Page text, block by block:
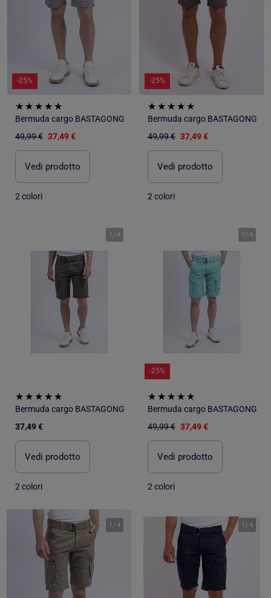
-25%
Bermuda cargo BASTAGONG
49,99 € 37,49 €
Vedi prodotto
2 colori
-25%
Bermuda cargo BASTAGONG
49,99 € 37,49 €
Vedi prodotto
2 colori
1 /4
Bermuda cargo BASTAGONG
37,49 €
Vedi prodotto
2 colori
1 /4
-25%
Bermuda cargo BASTAGONG
49,99 € 37,49 €
Vedi prodotto
2 colori
1 /4 1 /4